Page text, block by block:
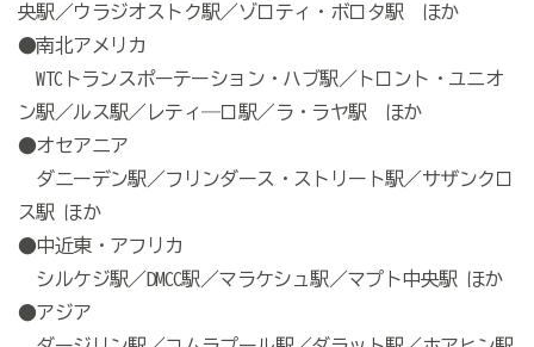
央駅／ウラジオストク駅／ゾロティ・ボロタ駅 ほか
●南北アメリカ
WTCトランスポーテーション・ハブ駅／トロント・ユニオ
ン駅／ルス駅／レティ―ロ駅／ラ・ラヤ駅 ほか
●オセアニア
ダニーデン駅／フリンダース・ストリート駅／サザンクロ
ス駅 ほか
●中近東・アフリカ
シルケジ駅／DMCC駅／マラケシュ駅／マプト中央駅 ほか
●アジア